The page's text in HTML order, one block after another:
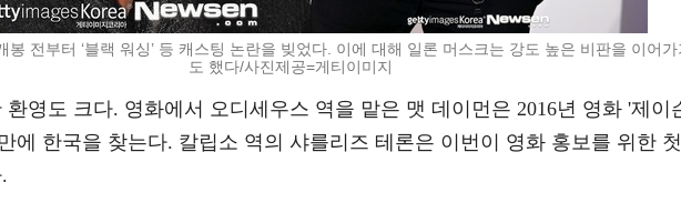
봉 전부터 ‘블랙 워싱’ 등 캐스팅 논란을 빚었다. 이에 대해 일론 머스크는 강도 높은 비판을 이어가
도 했다/사진제공=게티이미지
환영도 크다. 영화에서 오디세우스 역을 맡은 맷 데이먼은 2016년 영화 '제이
에 한국을 찾는다. 칼립소 역의 샤를리즈 테론은 이번이 영화 홍보를 위한 첫